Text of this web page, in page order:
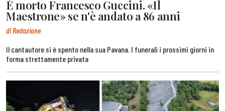
È morto Francesco Guccini. «Il
Maestrone» se n'è andato a 86 anni
di Redazione
Il cantautore si è spento nella sua Pavana. I funerali i prossimi giorni in
forma strettamente privata